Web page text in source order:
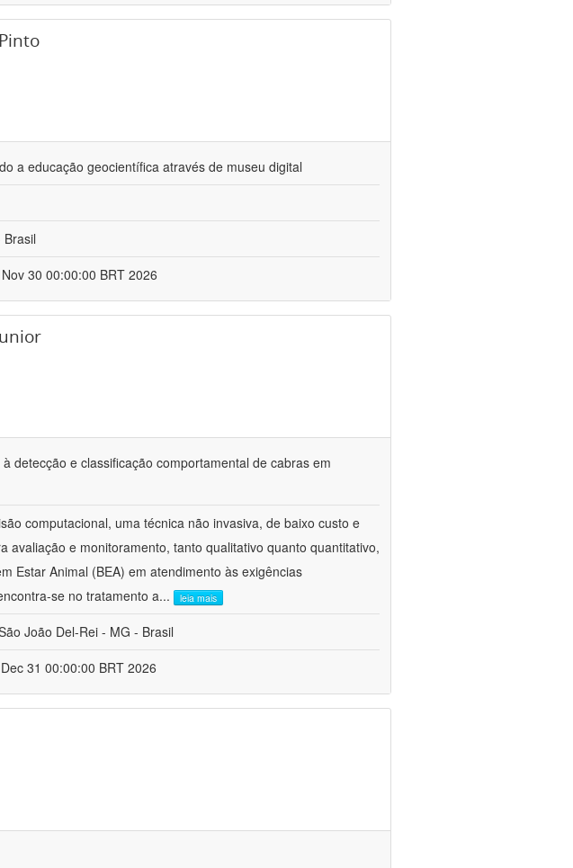
a educação geocientífica através de museu digital
Brasil
30 00:00:00 BRT 2026
detecção e classificação comportamental de cabras em
computacional, uma técnica não invasiva, de baixo custo e
avaliação e monitoramento, tanto qualitativo quanto quantitativo,
Estar Animal (BEA) em atendimento às exigências
se no tratamento a... leia mais
João Del-Rei - MG - Brasil
31 00:00:00 BRT 2026